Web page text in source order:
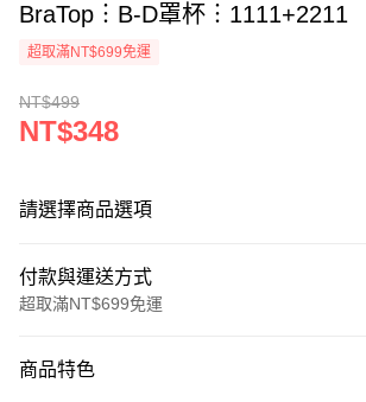
BraTop︙B-D罩杯︙1111+2211
超取滿NT$699免運
NT$499
NT$348
請選擇商品選項
付款與運送方式
超取滿NT$699免運
信用卡一次付款
商品特色